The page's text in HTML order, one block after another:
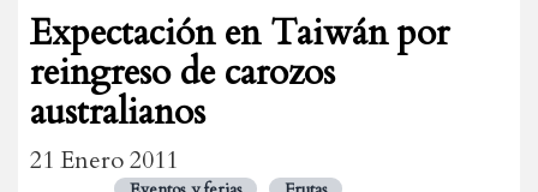
Expectación en Taiwán por
reingreso de carozos
australianos
21 Enero 2011